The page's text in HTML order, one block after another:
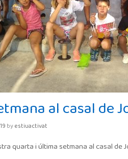
al casal de
byestiuactivat
quarta i última setmana al casal de